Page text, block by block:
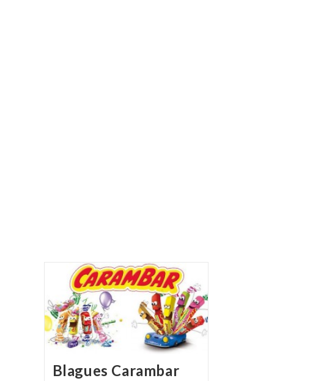
Blagues Carambar